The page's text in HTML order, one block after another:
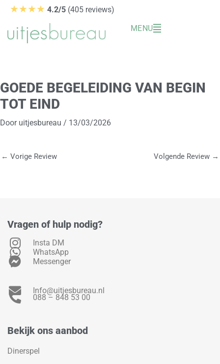
de
★★★★ 4.2/5 (405 reviews)
MENU
GOEDE BEGELEIDING VAN BEGIN
TOT EIND
Door uitjesbureau / 13/03/2026
← Vorige Review Volgende Review →
Vragen of hulp nodig?
Insta DM
WhatsApp
Messenger
Info@uitjesbureau.nl
088 – 848 53 00
Bekijk ons aanbod
Dinerspel